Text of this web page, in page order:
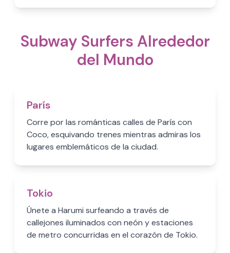
Subway Surfers Alrededor
del Mundo
París
Corre por las románticas calles de París con
Coco, esquivando trenes mientras admiras los
lugares emblemáticos de la ciudad.
Tokio
Únete a Harumi surfeando a través de
callejones iluminados con neón y estaciones
de metro concurridas en el corazón de Tokio.